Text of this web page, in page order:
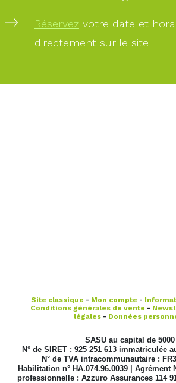
Réservez votre date et
directement sur le site
Site classique - Mon compte -
Conditions générales de vente -
légales - Données
SASU au capital de
N° de SIRET : 925 251 613 immatriculée
N° de TVA intracommunautaire :
Habilitation n° HA.074.96.0039 | Agrément
professionnelle : Azzuro Assurances 114